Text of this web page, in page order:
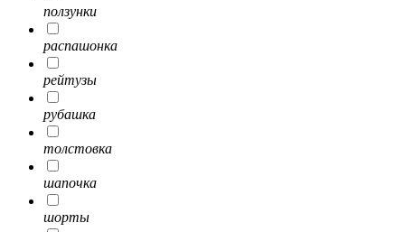
ползунки
распашонка
рейтузы
рубашка
толстовка
шапочка
шорты